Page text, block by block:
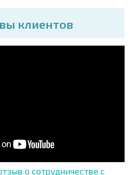
клиентов
о сотрудничестве с